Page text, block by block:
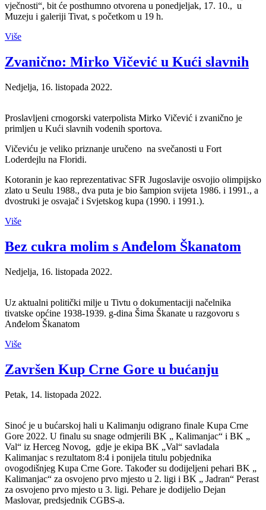
vječnosti“, bit će posthumno otvorena u ponedjeljak, 17. 10., u
Muzeju i galeriji Tivat, s početkom u 19 h.
Više
Zvanično: Mirko Vičević u Kući slavnih
Nedjelja, 16. listopada 2022.
Proslavljeni crnogorski vaterpolista Mirko Vičević i zvanično je
primljen u Kući slavnih vodenih sportova.
Vičeviću je veliko priznanje uručeno na svečanosti u Fort
Loderdejlu na Floridi.
Kotoranin je kao reprezentativac SFR Jugoslavije osvojio olimpijsko
zlato u Seulu 1988., dva puta je bio šampion svijeta 1986. i 1991., a
dvostruki je osvajač i Svjetskog kupa (1990. i 1991.).
Više
Bez cukra molim s Anđelom Škanatom
Nedjelja, 16. listopada 2022.
Uz aktualni politički milje u Tivtu o dokumentaciji načelnika
tivatske općine 1938-1939. g-dina Šima Škanate u razgovoru s
Anđelom Škanatom
Više
Završen Kup Crne Gore u bućanju
Petak, 14. listopada 2022.
Sinoć je u bućarskoj hali u Kalimanju odigrano finale Kupa Crne
Gore 2022. U finalu su snage odmjerili BK „ Kalimanjac“ i BK „
Val“ iz Herceg Novog, gdje je ekipa BK „Val“ savladala
Kalimanjac s rezultatom 8:4 i ponijela titulu pobjednika
ovogodišnjeg Kupa Crne Gore. Također su dodijeljeni pehari BK „
Kalimanjac“ za osvojeno prvo mjesto u 2. ligi i BK „ Jadran“ Perast
za osvojeno prvo mjesto u 3. ligi. Pehare je dodijelio Dejan
Maslovar, predsjednik CGBS-a.